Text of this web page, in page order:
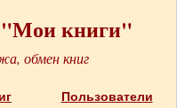
"Мои книги"
обмен книг
Пользователи